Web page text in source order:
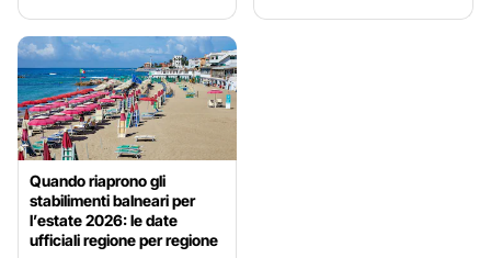
Quando riaprono gli
stabilimenti balneari per
l’estate 2026: le date
ufficiali regione per regione